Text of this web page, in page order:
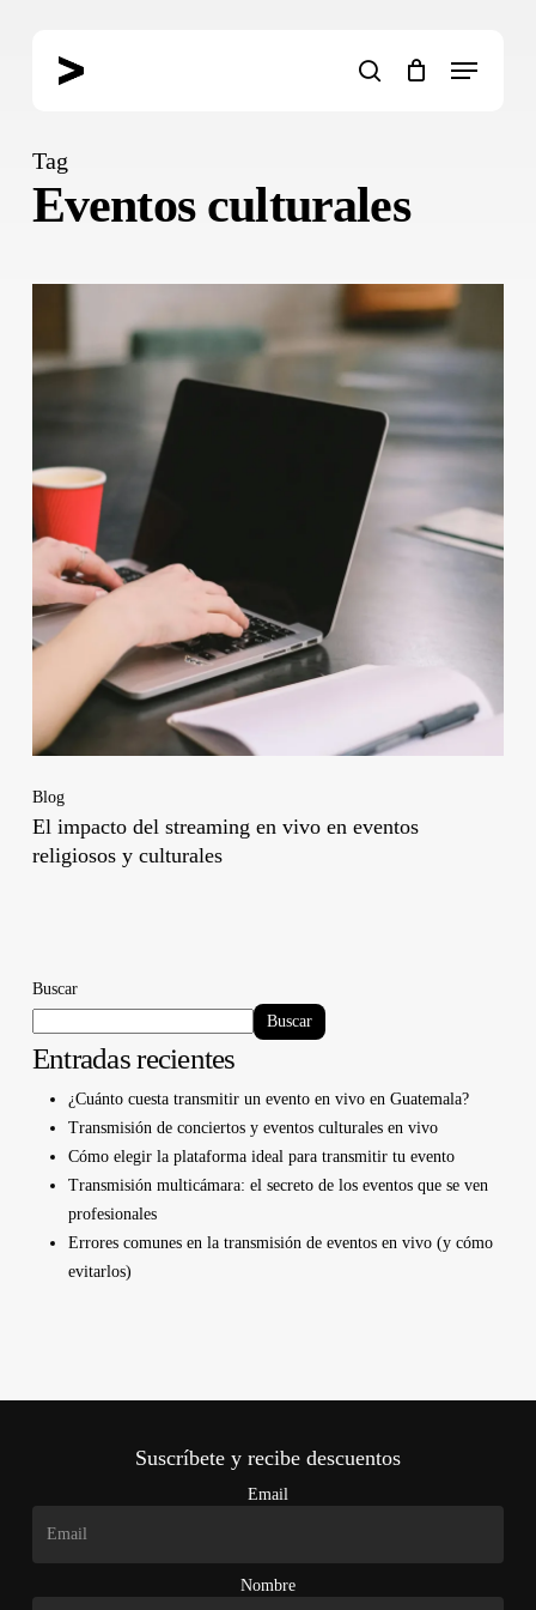
search
Menu
Tag
Eventos culturales
Blog
El impacto del streaming en vivo en eventos
religiosos y culturales
Buscar
Buscar
Entradas recientes
¿Cuánto cuesta transmitir un evento en vivo en Guatemala?
Transmisión de conciertos y eventos culturales en vivo
Cómo elegir la plataforma ideal para transmitir tu evento
Transmisión multicámara: el secreto de los eventos que se ven
profesionales
Errores comunes en la transmisión de eventos en vivo (y cómo
evitarlos)
Suscríbete y recibe descuentos
Email
Nombre